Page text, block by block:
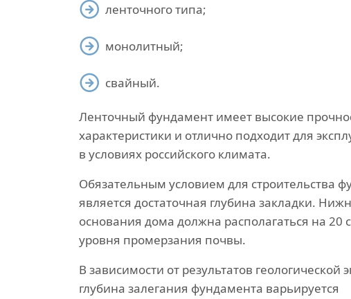
ленточного типа;
монолитный;
свайный.
Ленточный фундамент имеет высокие
характеристики и отлично подходит для
в условиях российского климата.
Обязательным условием для строительства
является достаточная глубина закладки.
основания дома должна располагаться на 20
уровня промерзания почвы.
В зависимости от результатов геологической
глубина залегания фундамента варьируется